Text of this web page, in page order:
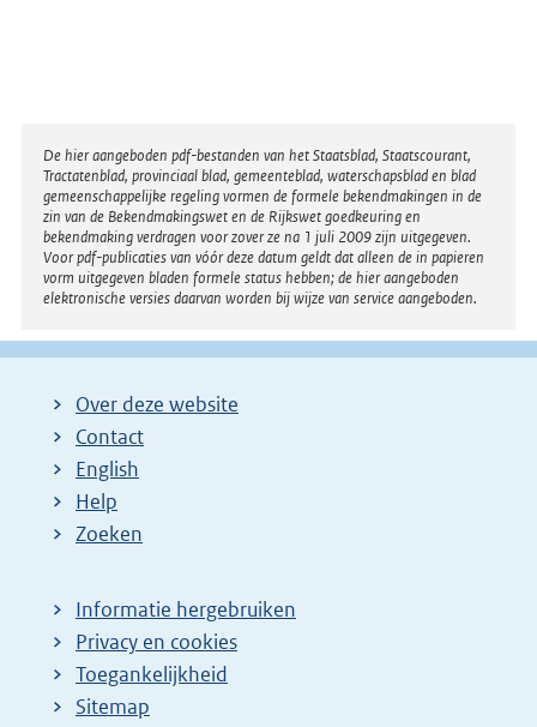
Disclaimer
De hier aangeboden pdf-bestanden van het Staatsblad, Staatscourant,
Tractatenblad, provinciaal blad, gemeenteblad, waterschapsblad en blad
gemeenschappelijke regeling vormen de formele bekendmakingen in de
zin van de Bekendmakingswet en de Rijkswet goedkeuring en
bekendmaking verdragen voor zover ze na 1 juli 2009 zijn uitgegeven.
Voor pdf-publicaties van vóór deze datum geldt dat alleen de in papieren
vorm uitgegeven bladen formele status hebben; de hier aangeboden
elektronische versies daarvan worden bij wijze van service aangeboden.
Over deze website
Contact
English
Help
Zoeken
Informatie hergebruiken
Privacy en cookies
Toegankelijkheid
Sitemap